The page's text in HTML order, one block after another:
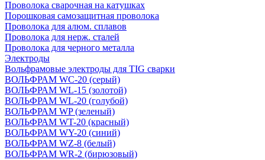
Проволока сварочная на катушках
Порошковая самозащитная проволока
Проволока для алюм. сплавов
Проволока для нерж. сталей
Проволока для черного металла
Электроды
Вольфрамовые электроды для TIG сварки
ВОЛЬФРАМ WC-20 (серый)
ВОЛЬФРАМ WL-15 (золотой)
ВОЛЬФРАМ WL-20 (голубой)
ВОЛЬФРАМ WP (зеленый)
ВОЛЬФРАМ WT-20 (красный)
ВОЛЬФРАМ WY-20 (синий)
ВОЛЬФРАМ WZ-8 (белый)
ВОЛЬФРАМ WR-2 (бирюзовый)